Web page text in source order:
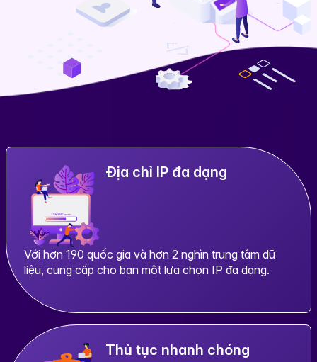
Địa chỉ IP đa dạng
Với hơn 190 quốc gia và hơn 2 nghìn trung tâm dữ
liệu, cung cấp cho bạn một lựa chọn IP đa dạng.
Thủ tục nhanh chóng